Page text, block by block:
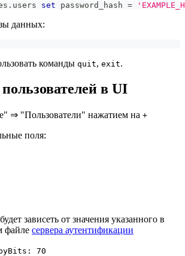
. users set password_hash =
данных:
команды quit, exit.
в UI
⇒ "Пользователи" нажатием на +
поля:
зависеть от значения указанного в
файле сервера аутентификации
70